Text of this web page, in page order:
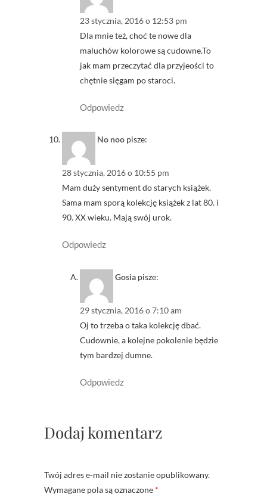
23 stycznia, 2016 o 12:53 pm
Dla mnie też, choć te nowe dla
maluchów kolorowe są cudowne.To
jak mam przeczytać dla przyjeości to
chętnie sięgam po staroci.
Odpowiedz
No noo pisze:
28 stycznia, 2016 o 10:55 pm
Mam duży sentyment do starych książek.
Sama mam sporą kolekcję książek z lat 80. i
90. XX wieku. Mają swój urok.
Odpowiedz
Gosia pisze:
29 stycznia, 2016 o 7:10 am
Oj to trzeba o taka kolekcję dbać.
Cudownie, a kolejne pokolenie będzie
tym bardzej dumne.
Odpowiedz
Dodaj komentarz
Twój adres e-mail nie zostanie opublikowany.
Wymagane pola są oznaczone *